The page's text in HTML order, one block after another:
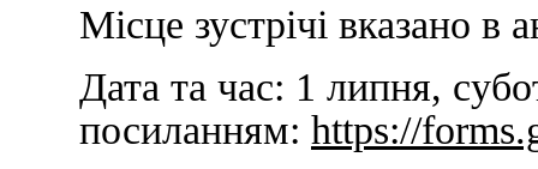
Місце зустрічі вказано в
Дата та час: 1 липня,
посиланням: https://